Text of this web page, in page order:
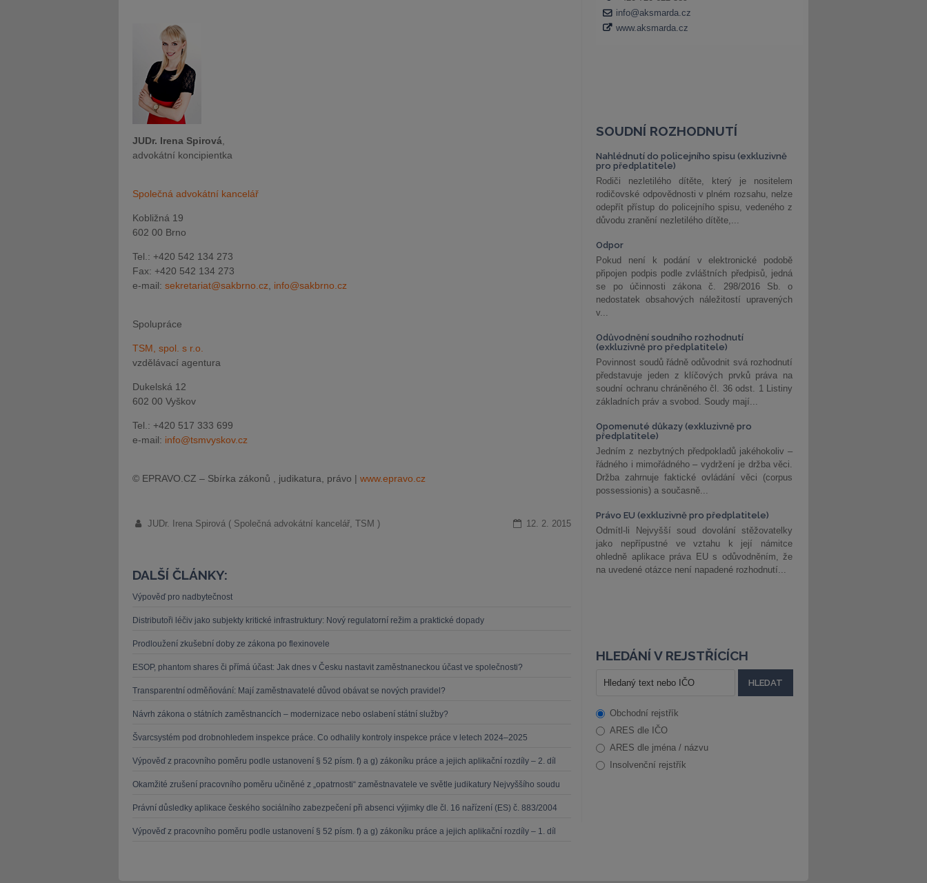
JUDr. Irena Spirová
advokátní koncipientka
Společná advokátní kancelář
Kobližná 19
602 00 Brno
Tel.: +420 542 134 273
Fax: +420 542 134 273
e-mail: sekretariat@sakbrno.cz info@sakbrno.cz
Spolupráce
TSM, spol. s r.o.
vzdělávací agentura
Dukelská 12
602 00 Vyškov
Tel.: +420 517 333 699
e-mail: info@tsmvyskov.cz
© EPRAVO.CZ – Sbírka zákonů , judikatura, právo | www.epravo.cz
JUDr. Irena Spirová ( Společná advokátní kancelář, TSM ) 12. 2. 2015
DALŠÍ ČLÁNKY:
Výpověď pro nadbytečnost
Distributoři léčiv jako subjekty kritické infrastruktury: Nový regulatorní režim a praktické dopady
Prodloužení zkušební doby ze zákona po flexinovele
ESOP, phantom shares či přímá účast: Jak dnes v Česku nastavit zaměstnaneckou účast ve společnosti?
Transparentní odměňování: Mají zaměstnavatelé důvod obávat se nových pravidel?
Návrh zákona o státních zaměstnancích – modernizace nebo oslabení státní služby?
Švarcsystém pod drobnohledem inspekce práce. Co odhalily kontroly inspekce práce v letech 2024–2025
Výpověď z pracovního poměru podle ustanovení § 52 písm. f) a g) zákoníku práce a jejich aplikační rozdíly – 2. díl
Okamžité zrušení pracovního poměru učiněné z „opatrnosti“ zaměstnavatele ve světle judikatury Nejvyššího soudu
Právní důsledky aplikace českého sociálního zabezpečení při absenci výjimky dle čl. 16 nařízení (ES) č. 883/2004
Výpověď z pracovního poměru podle ustanovení § 52 písm. f) a g) zákoníku práce a jejich aplikační rozdíly – 1. díl
SOUDNÍ ROZHODNUTÍ
Nahlédnutí do policejního spisu (exkluzivně
pro předplatitele)
Rodiči nezletilého dítěte, který je nositelem
rodičovské odpovědnosti v plném rozsahu, nelze
odepřít přístup do policejního spisu, vedeného z
důvodu zranění nezletilého dítěte,...
Odpor
Pokud není k podání v elektronické podobě
připojen podpis podle zvláštních předpisů, jedná
se po účinnosti zákona č. 298/2016 Sb. o
nedostatek obsahových náležitostí upravených
v...
Odůvodnění soudního rozhodnutí
(exkluzivně pro předplatitele)
Povinnost soudů řádně odůvodnit svá rozhodnutí
představuje jeden z klíčových prvků práva na
soudní ochranu chráněného čl. 36 odst. 1 Listiny
základních práv a svobod. Soudy mají...
Opomenuté důkazy (exkluzivně pro
předplatitele)
Jedním z nezbytných předpokladů jakéhokoliv –
řádného i mimořádného – vydržení je držba věci.
Držba zahrnuje faktické ovládání věci (corpus
possessionis) a současně...
Právo EU (exkluzivně pro předplatitele)
Odmítl-li Nejvyšší soud dovolání stěžovatelky
jako nepřípustné ve vztahu k její námitce
ohledně aplikace práva EU s odůvodněním, že
na uvedené otázce není napadené rozhodnutí...
HLEDÁNÍ V REJSTŘÍCÍCH
Obchodní rejstřík
ARES dle IČO
ARES dle jména / názvu
Insolvenční rejstřík